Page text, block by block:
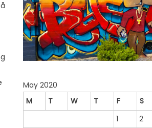
May 2020
M
T W T F S
1
2